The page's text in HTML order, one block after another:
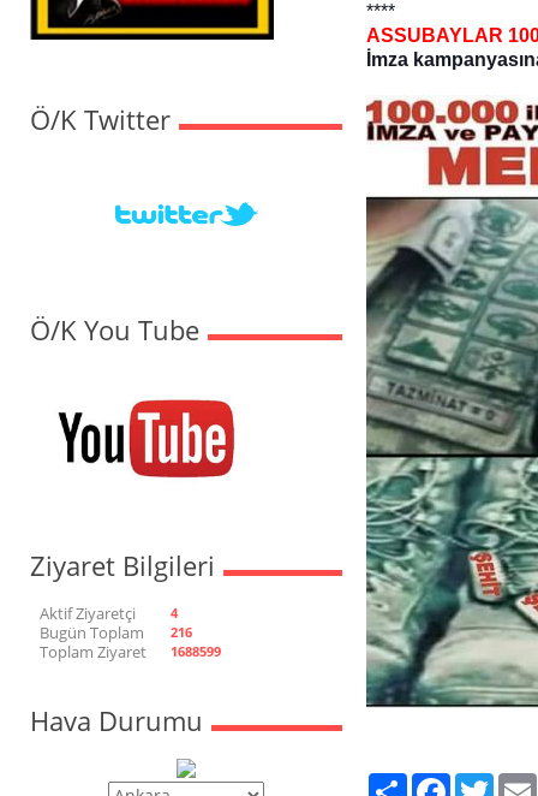
Ö/K Twitter
Ö/K You Tube
Ziyaret Bilgileri
Aktif Ziyaretçi 4
Bugün Toplam 216
Toplam Ziyaret 1688599
Hava Durumu
****
ASSUBAYLAR
İmza
Paylaş Facebook